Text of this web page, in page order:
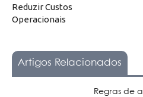
Reduzir Custos
Operacionais
Artigos Relacionados
Regras de